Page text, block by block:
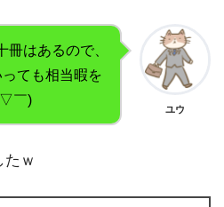
はあるので、
ても相当暇を
▽￣)
ユウ
ｗ